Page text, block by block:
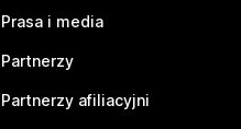
Prasa i media
Partnerzy
Partnerzy afiliacyjni